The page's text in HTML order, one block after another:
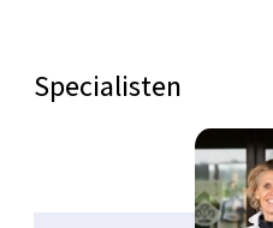
Specialisten